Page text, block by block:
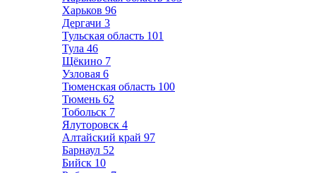
Харьков 96
Дергачи 3
Тульская область 101
Тула 46
Щёкино 7
Узловая 6
Тюменская область 100
Тюмень 62
Тобольск 7
Ялуторовск 4
Алтайский край 97
Барнаул 52
Бийск 10